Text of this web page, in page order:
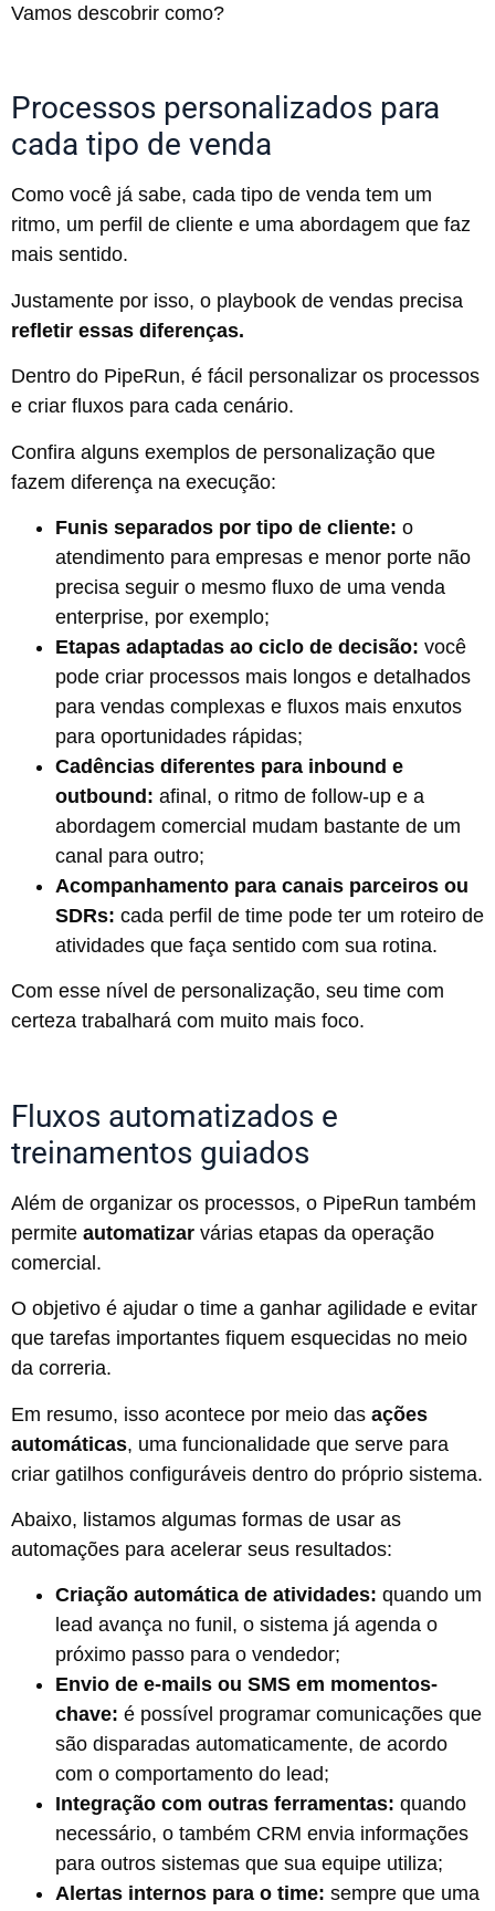
Vamos descobrir como?
Processos personalizados para
cada tipo de venda
Como você já sabe, cada tipo de venda tem um
ritmo, um perfil de cliente e uma abordagem que faz
mais sentido.
Justamente por isso, o playbook de vendas precisa
refletir essas diferenças.
Dentro do PipeRun, é fácil personalizar os processos
e criar fluxos para cada cenário.
Confira alguns exemplos de personalização que
fazem diferença na execução:
Funis separados por tipo de cliente: o
atendimento para empresas e menor porte não
precisa seguir o mesmo fluxo de uma venda
enterprise, por exemplo;
Etapas adaptadas ao ciclo de decisão: você
pode criar processos mais longos e detalhados
para vendas complexas e fluxos mais enxutos
para oportunidades rápidas;
Cadências diferentes para inbound e
outbound: afinal, o ritmo de follow-up e a
abordagem comercial mudam bastante de um
canal para outro;
Acompanhamento para canais parceiros ou
SDRs: cada perfil de time pode ter um roteiro de
atividades que faça sentido com sua rotina.
Com esse nível de personalização, seu time com
certeza trabalhará com muito mais foco.
Fluxos automatizados e
treinamentos guiados
Além de organizar os processos, o PipeRun também
permite automatizar várias etapas da operação
comercial.
O objetivo é ajudar o time a ganhar agilidade e evitar
que tarefas importantes fiquem esquecidas no meio
da correria.
Em resumo, isso acontece por meio das ações
automáticas, uma funcionalidade que serve para
criar gatilhos configuráveis dentro do próprio sistema.
Abaixo, listamos algumas formas de usar as
automações para acelerar seus resultados:
Criação automática de atividades: quando um
lead avança no funil, o sistema já agenda o
próximo passo para o vendedor;
Envio de e-mails ou SMS em momentos-
chave: é possível programar comunicações que
são disparadas automaticamente, de acordo
com o comportamento do lead;
Integração com outras ferramentas: quando
necessário, o também CRM envia informações
para outros sistemas que sua equipe utiliza;
Alertas internos para o time: sempre que uma